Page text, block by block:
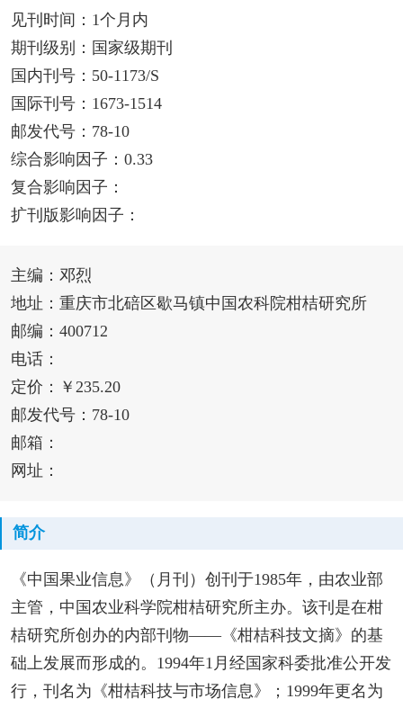
见刊时间：1个月内
期刊级别：国家级期刊
国内刊号：50-1173/S
国际刊号：1673-1514
邮发代号：78-10
综合影响因子：0.33
复合影响因子：
扩刊版影响因子：
主编：邓烈
地址：重庆市北碚区歇马镇中国农科院柑桔研究所
邮编：400712
电话：
定价：￥235.20
邮发代号：78-10
邮箱：
网址：
简介
《中国果业信息》（月刊）创刊于1985年，由农业部
主管，中国农业科学院柑桔研究所主办。该刊是在柑
桔研究所创办的内部刊物——《柑桔科技文摘》的基
础上发展而形成的。1994年1月经国家科委批准公开发
行，刊名为《柑桔科技与市场信息》；1999年更名为